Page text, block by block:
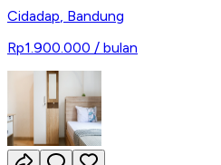
Cidadap, Bandung
Rp1.900.000 / bulan